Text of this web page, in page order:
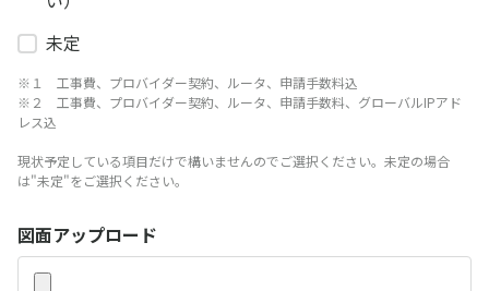
未定
※１ 工事費、プロバイダー契約、ルータ、申請手数料込
※２ 工事費、プロバイダー契約、ルータ、申請手数料、グローバルIPアド
レス込
現状予定している項目だけで構いませんのでご選択ください。未定の場合
は"未定"をご選択ください。
図面アップロード